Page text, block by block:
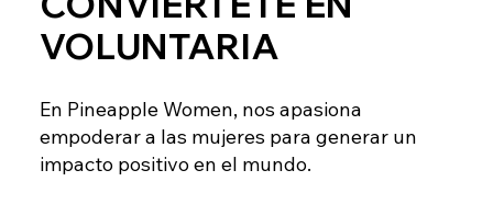
En Pineapple Women, nos apasiona
empoderar a las mujeres para generar un
impacto positivo en el mundo.
VOLUNTARIA